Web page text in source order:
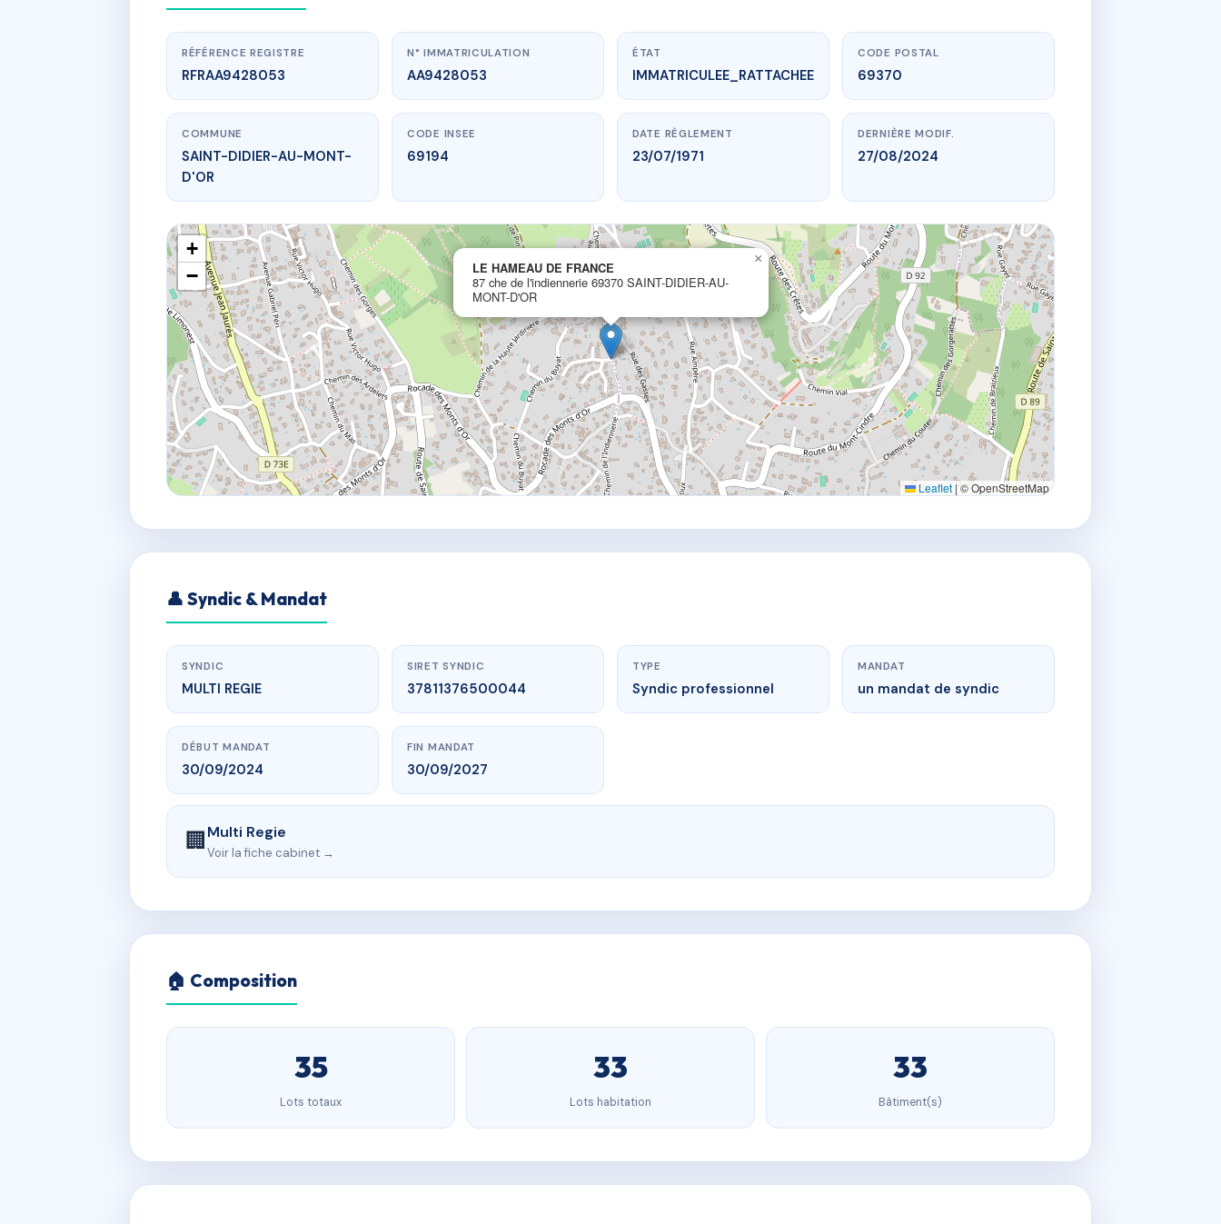
www.vme.plus/AA9428053
LE HAMEAU DE FRANCE
87 che de l'indiennerie69370 SAINT-DIDIER-AU-MONT-D'OR
RÉFÉRENCE REGISTRE
RFRAA9428053
N° IMMATRICULATION
AA9428053
ÉTAT
IMMATRICULEE_RATTACHEE
CODE POSTAL
69370
COMMUNE
SAINT-DIDIER-AU-MONT-
D'OR
CODE INSEE
69194
DATE RÈGLEMENT
23/07/1971
DERNIÈRE MODIF.
27/08/2024
LE HAMEAU DE FRANCE
87 che de l'indiennerie 69370 SAINT-DIDIER-AU-
MONT-D'OR
×
+
−
Leaflet | © OpenStreetMap
👤 Syndic & Mandat
SYNDIC
MULTI REGIE
SIRET SYNDIC
37811376500044
TYPE
Syndic professionnel
MANDAT
un mandat de syndic
DÉBUT MANDAT
30/09/2024
FIN MANDAT
30/09/2027
🏢Multi Regie
Voir la fiche cabinet →
🏠 Composition
35
Lots totaux
33
Lots habitation
33
Bâtiment(s)